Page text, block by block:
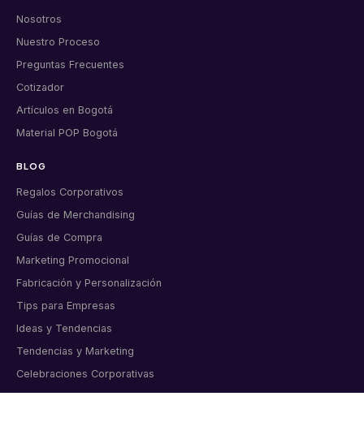
Nosotros
Nuestro Proceso
Preguntas Frecuentes
Cotizador
Artículos en Bogotá
Material POP Bogotá
BLOG
Regalos Corporativos
Guías de Merchandising
Guías de Compra
Marketing Promocional
Fabricación y Personalización
Tips para Empresas
Ideas y Tendencias
Tendencias y Marketing
Celebraciones Corporativas
Tips y Consejos